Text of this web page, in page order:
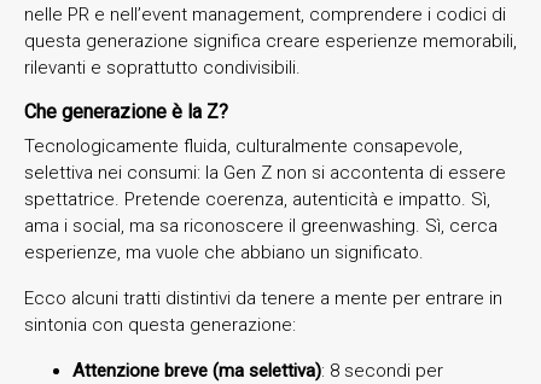
nelle PR e nell’event management, comprendere i codici di
questa generazione significa creare esperienze memorabili,
rilevanti e soprattutto condivisibili.
Che generazione è la Z?
Tecnologicamente fluida, culturalmente consapevole,
selettiva nei consumi: la Gen Z non si accontenta di essere
spettatrice. Pretende coerenza, autenticità e impatto. Sì,
ama i social, ma sa riconoscere il greenwashing. Sì, cerca
esperienze, ma vuole che abbiano un significato.
Ecco alcuni tratti distintivi da tenere a mente per entrare in
sintonia con questa generazione:
Attenzione breve (ma selettiva): 8 secondi per